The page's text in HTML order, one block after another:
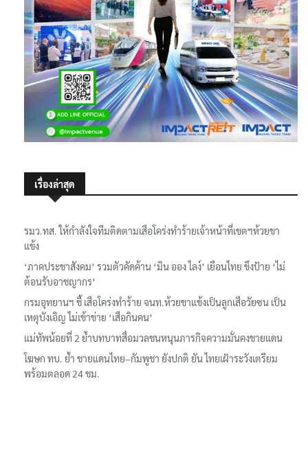
เรื่องล่าสุด
รมว.ทส. ให้กำลังใจทีมติดตามเสือโคร่งทำร้ายเจ้าหน้าที่เขตฯห้วยขา
แข้ง
‘ภาคประชาสังคม’ รวมตัวคัดค้าน ‘มิน ออง ไลง์’ เยือนไทย ขึงป้าย ‘ไม่
ต้อนรับอาชญากร’
กรมอุทยานฯ ชี้ เสือโคร่งทำร้าย จนท.ห้วยขาแข้งเป็นลูกเสือวัยซน เป็น
เหตุบังเอิญ ไม่เข้าข่าย ‘เสือกินคน’
แม่ทัพน้อยที่ 2 ย้ำบทบาทสื่อมวลชนหนุนภารกิจความมั่นคงชายแดน
โฆษก ทบ. ย้ำ ชายแดนไทย–กัมพูชา ยังปกติ ยัน ไทยเฝ้าระวังเตรียม
พร้อมตลอด 24 ชม.